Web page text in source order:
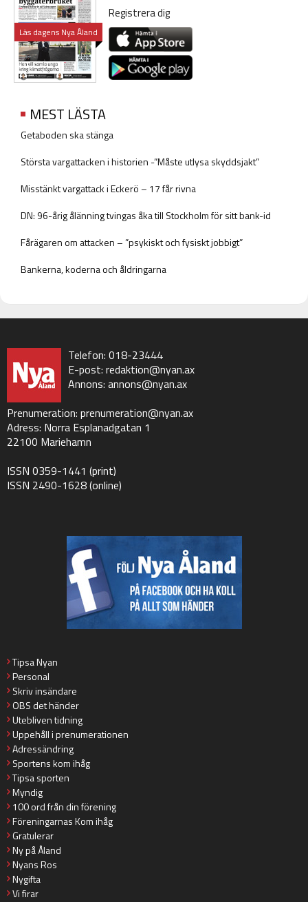
Läs dagens Nya Åland
Registrera dig
MEST LÄSTA
Getaboden ska stänga
Största vargattacken i historien -”Måste utlysa skyddsjakt”
Misstänkt vargattack i Eckerö – 17 får rivna
DN: 96-årig ålänning tvingas åka till Stockholm för sitt bank-id
Fårägaren om attacken – ”psykiskt och fysiskt jobbigt”
Bankerna, koderna och åldringarna
Telefon: 018-23444
E-post: redaktion@nyan.ax
Annons: annons@nyan.ax
Prenumeration: prenumeration@nyan.ax
Adress: Norra Esplanadgatan 1
22100 Mariehamn
ISSN 0359-1441 (print)
ISSN 2490-1628 (online)
Tipsa Nyan
Personal
Skriv insändare
OBS det händer
Utebliven tidning
Uppehåll i prenumerationen
Adressändring
Sportens kom ihåg
Tipsa sporten
Myndig
100 ord från din förening
Föreningarnas Kom ihåg
Gratulerar
Ny på Åland
Nyans Ros
Nygifta
Vi firar